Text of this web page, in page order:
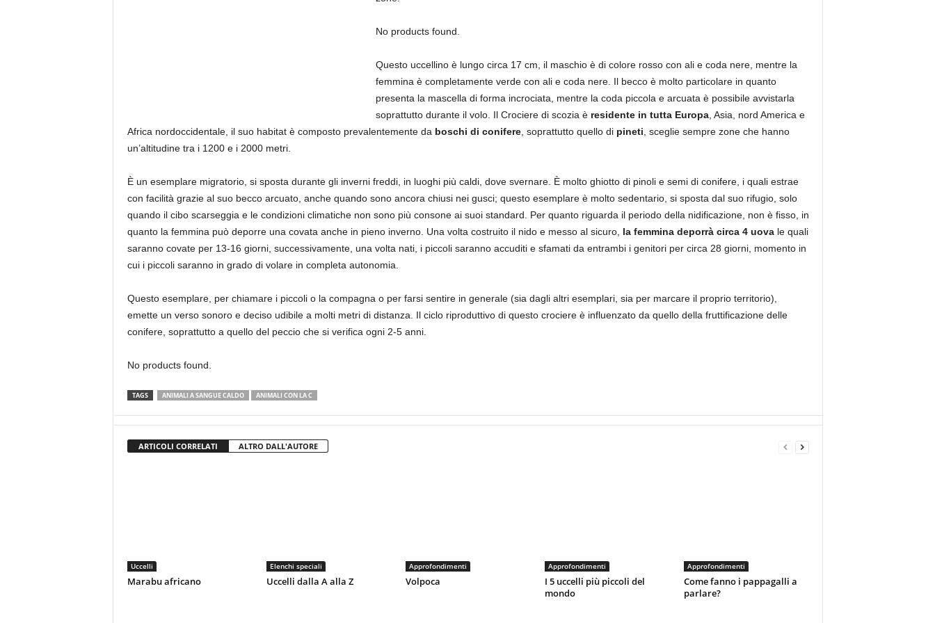
No products found.
Questo uccellino è lungo circa 17 cm, il maschio è di colore rosso con ali e coda nere, mentre la
femmina è completamente verde con ali e coda nere. Il becco è molto particolare in quanto
presenta la mascella di forma incrociata, mentre la coda piccola e arcuata è possibile avvistarla
soprattutto durante il volo. Il Crociere di scozia è residente in tutta Europa, Asia, nord America e
Africa nordoccidentale, il suo habitat è composto prevalentemente da boschi di conifere, soprattutto quello di pineti , sceglie sempre zone che hanno
un’altitudine tra i 1200 e i 2000 metri.
È un esemplare migratorio, si sposta durante gli inverni freddi, in luoghi più caldi, dove svernare. È molto ghiotto di pinoli e semi di conifere, i quali estrae
con facilità grazie al suo becco arcuato, anche quando sono ancora chiusi nei gusci; questo esemplare è molto sedentario, si sposta dal suo rifugio, solo
quando il cibo scarseggia e le condizioni climatiche non sono più consone ai suoi standard. Per quanto riguarda il periodo della nidificazione, non è fisso, in
quanto la femmina può deporre una covata anche in pieno inverno. Una volta costruito il nido e messo al sicuro, la femmina deporrà circa 4 uovale quali
saranno covate per 13-16 giorni, successivamente, una volta nati, i piccoli saranno accuditi e sfamati da entrambi i genitori per circa 28 giorni, momento in
cui i piccoli saranno in grado di volare in completa autonomia.
Questo esemplare, per chiamare i piccoli o la compagna o per farsi sentire in generale (sia dagli altri esemplari, sia per marcare il proprio territorio),
emette un verso sonoro e deciso udibile a molti metri di distanza. Il ciclo riproduttivo di questo crociere è influenzato da quello della fruttificazione delle
conifere, soprattutto a quello del peccio che si verifica ogni 2-5 anni.
No products found.
TAGS ANIMALI A SANGUE CALDO ANIMALI CON LA C
ARTICOLI CORRELATI ALTRO DALL'AUTORE
Uccelli
Marabu africano
Elenchi speciali
Uccelli dalla A alla Z
Approfondimenti
Volpoca
Approfondimenti
I 5 uccelli più piccoli del
mondo
Approfondimenti
Come fanno i pappagalli a
parlare?